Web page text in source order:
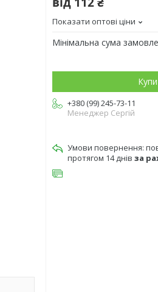
Показати оптові ціни
Мінімальна сума
+380 (99) 245-73-11
Менеджер Сергій
протягом 14 днів за